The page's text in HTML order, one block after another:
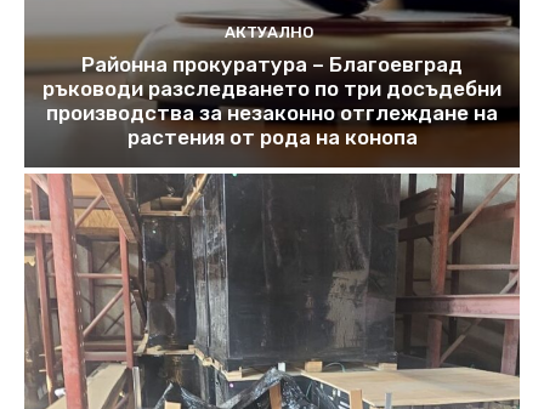
АКТУАЛНО
Районна прокуратура – Благоевград
ръководи разследването по три досъдебни
производства за незаконно отглеждане на
растения от рода на конопа